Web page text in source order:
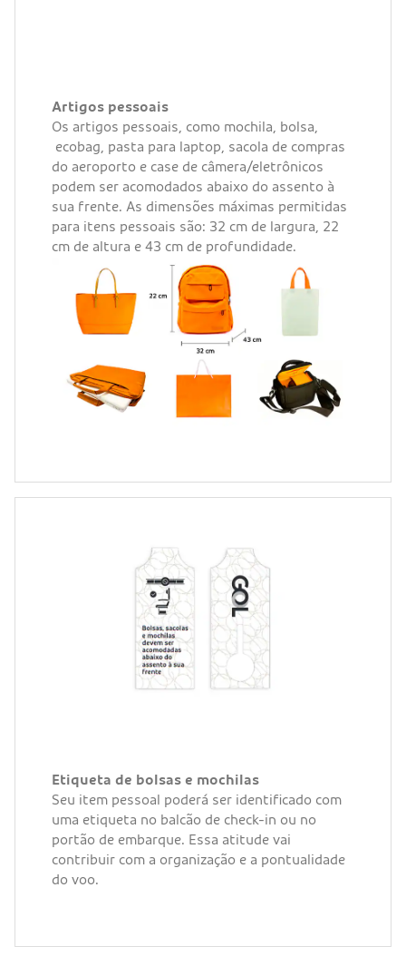
Artigos pessoais
Os artigos pessoais, como mochila, bolsa,
ecobag, pasta para laptop, sacola de compras
do aeroporto e case de câmera/eletrônicos
podem ser acomodados abaixo do assento à
sua frente. As dimensões máximas permitidas
para itens pessoais são: 32 cm de largura, 22
cm de altura e 43 cm de profundidade.
Etiqueta de bolsas e mochilas
Seu item pessoal poderá ser identificado com
uma etiqueta no balcão de check-in ou no
portão de embarque. Essa atitude vai
contribuir com a organização e a pontualidade
do voo.